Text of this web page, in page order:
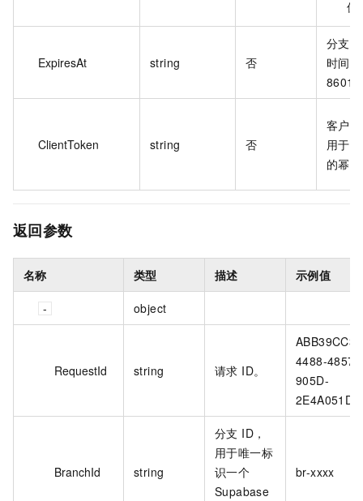
值
ExpiresAt string 否
分支
时间
8601
ClientToken string 否
客户
用于
的幂
返回参数
名称 类型 描述 示例值
object
RequestId string 请求 ID。
ABB39CC3-
4488-4857-
905D-
BranchId string
分支 ID，
用于唯一标
识一个
Supabase
br-xxxx